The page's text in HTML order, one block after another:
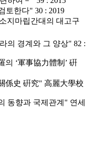
토한다" 30 : 2019
지마립간대의 대고구
의 경계와 그 양상" 82 :
의 ‘軍事協⼒體制’ 硏
係史 硏究" 高麗⼤學校
동향과 국제관계" 연세